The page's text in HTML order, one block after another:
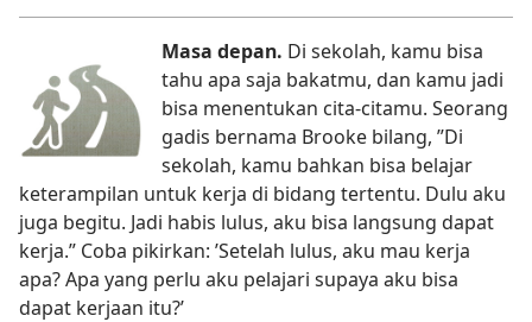
Masa depan. Di sekolah, kamu bisa
tahu apa saja bakatmu, dan kamu jadi
bisa menentukan cita-citamu. Seorang
gadis bernama Brooke bilang, ”Di
sekolah, kamu bahkan bisa belajar
keterampilan untuk kerja di bidang tertentu. Dulu aku
juga begitu. Jadi habis lulus, aku bisa langsung dapat
kerja.” Coba pikirkan: ’Setelah lulus, aku mau kerja
apa? Apa yang perlu aku pelajari supaya aku bisa
dapat kerjaan itu?’